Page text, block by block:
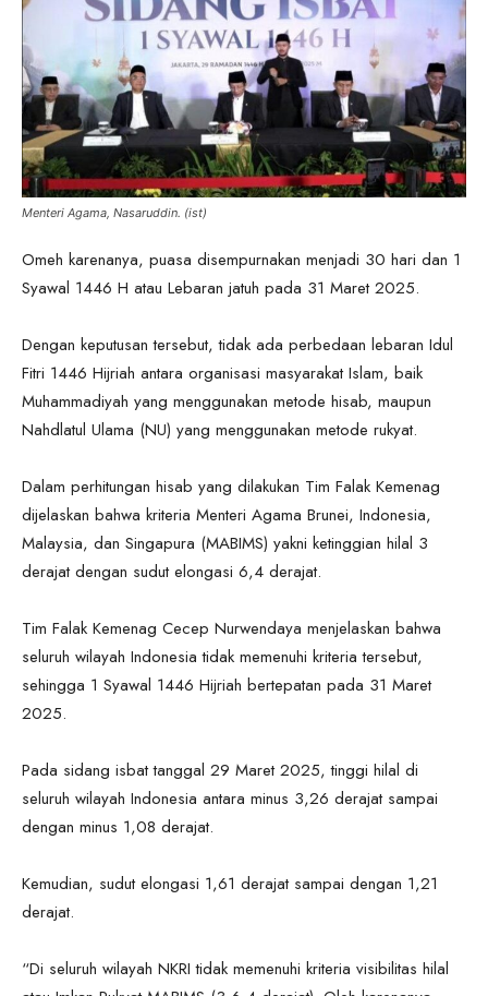
Menteri Agama, Nasaruddin. (ist)
Omeh karenanya, puasa disempurnakan menjadi 30 hari dan 1
Syawal 1446 H atau Lebaran jatuh pada 31 Maret 2025.
Dengan keputusan tersebut, tidak ada perbedaan lebaran Idul
Fitri 1446 Hijriah antara organisasi masyarakat Islam, baik
Muhammadiyah yang menggunakan metode hisab, maupun
Nahdlatul Ulama (NU) yang menggunakan metode rukyat.
Dalam perhitungan hisab yang dilakukan Tim Falak Kemenag
dijelaskan bahwa kriteria Menteri Agama Brunei, Indonesia,
Malaysia, dan Singapura (MABIMS) yakni ketinggian hilal 3
derajat dengan sudut elongasi 6,4 derajat.
Tim Falak Kemenag Cecep Nurwendaya menjelaskan bahwa
seluruh wilayah Indonesia tidak memenuhi kriteria tersebut,
sehingga 1 Syawal 1446 Hijriah bertepatan pada 31 Maret
2025.
Pada sidang isbat tanggal 29 Maret 2025, tinggi hilal di
seluruh wilayah Indonesia antara minus 3,26 derajat sampai
dengan minus 1,08 derajat.
Kemudian, sudut elongasi 1,61 derajat sampai dengan 1,21
derajat.
“Di seluruh wilayah NKRI tidak memenuhi kriteria visibilitas hilal